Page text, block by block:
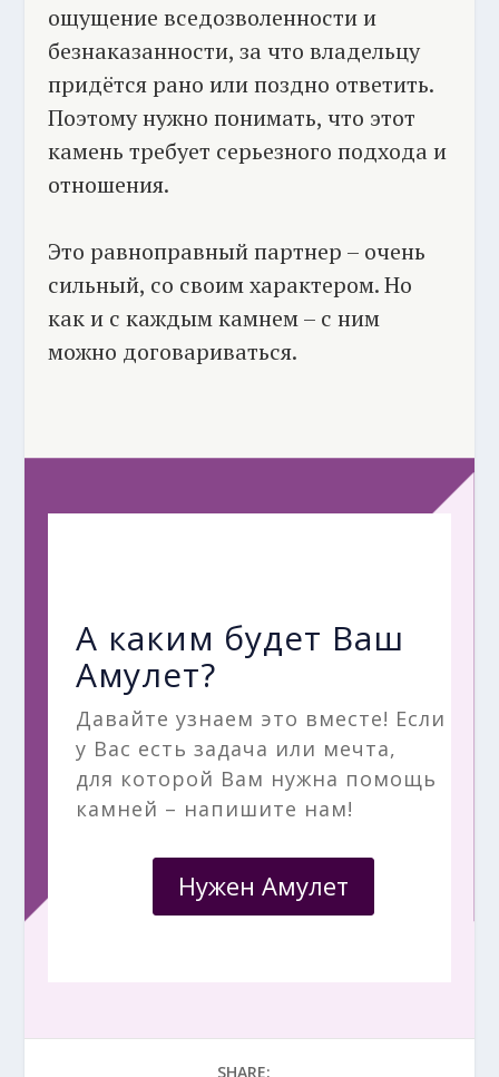
ощущение вседозволенности и
безнаказанности, за что владельцу
придётся рано или поздно ответить.
Поэтому нужно понимать, что этот
камень требует серьезного подхода и
отношения.
Это равноправный партнер – очень
сильный, со своим характером. Но
как и с каждым камнем – с ним
можно договариваться.
А каким будет Ваш
Амулет?
Давайте узнаем это вместе! Если
у Вас есть задача или мечта,
для которой Вам нужна помощь
камней – напишите нам!
Нужен Амулет
SHARE: